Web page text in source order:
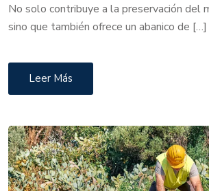
No solo contribuye a la preservación del
sino que también ofrece un abanico de […]
Leer Más